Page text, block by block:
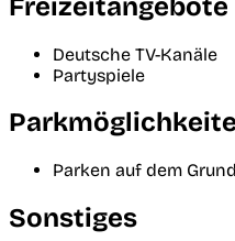
Freizeitangebote
Deutsche TV-Kanäle
Partyspiele
Parken auf dem
Sonstiges